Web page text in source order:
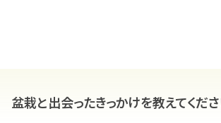
盆栽と出会ったきっかけを教えてくださ